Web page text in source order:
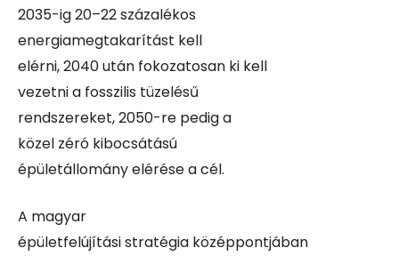
2035-ig 20–22 százalékos
energiamegtakarítást kell
elérni, 2040 után fokozatosan ki kell
vezetni a fosszilis tüzelésű
rendszereket, 2050-re pedig a
közel zéró kibocsátású
épületállomány elérése a cél.
A magyar
épületfelújítási stratégia középpontjában